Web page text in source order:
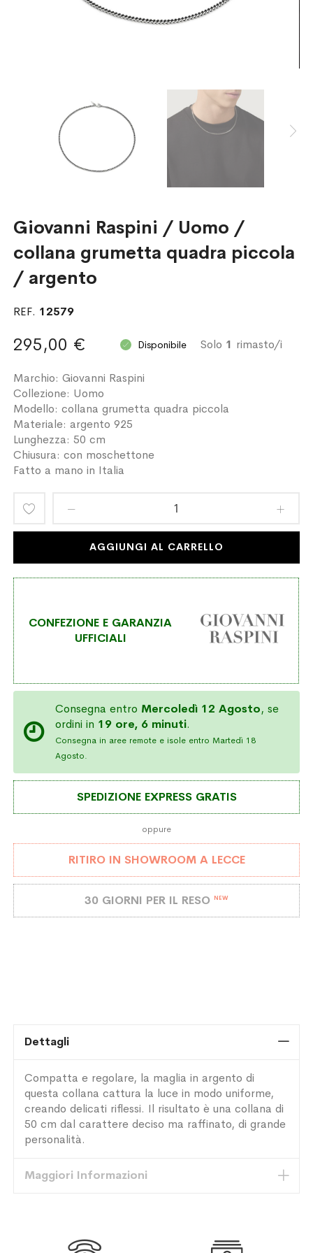
Giovanni Raspini / Uomo /
collana grumetta quadra piccola
/ argento
REF. 12579
Solo 1 rimasto/i
295,00 € Disponibile
Marchio: Giovanni Raspini
Collezione: Uomo
Modello: collana grumetta quadra piccola
Materiale: argento 925
Lunghezza: 50 cm
Chiusura: con moschettone
Fatto a mano in Italia
Aggiungi
AGGIUNGI AL CARRELLO
CONFEZIONE E GARANZIA
UFFICIALI
Consegna entro Mercoledì 12 Agosto, se
ordini in 19 ore, 6 minuti.
Consegna in aree remote e isole entro Martedì 18
Agosto.
SPEDIZIONE EXPRESS GRATIS
oppure
RITIRO IN SHOWROOM A LECCE
30 GIORNI PER IL RESO NEW
Dettagli
Compatta e regolare, la maglia in argento di
questa collana cattura la luce in modo uniforme,
creando delicati riflessi. Il risultato è una collana di
50 cm dal carattere deciso ma raffinato, di grande
personalità.
Maggiori Informazioni